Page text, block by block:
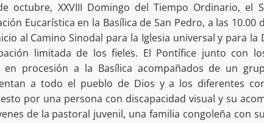
octubre, XXVIII Domingo del Tiempo Ordinario, el
Eucarística en la Basílica de San Pedro, a las 10.00
al Camino Sinodal para la Iglesia universal y para la
limitada de los fieles. El Pontífice junto con
en procesión a la Basílica acompañados de un
a todo el pueblo de Dios y a los diferentes
por una persona con discapacidad visual y su
de la pastoral juvenil, una familia congoleña con